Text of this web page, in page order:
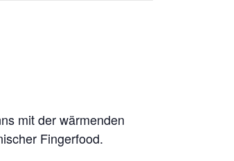
mit der wärmenden
Fingerfood.